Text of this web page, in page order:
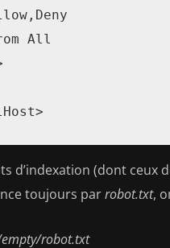
All
d’indexation (dont ceux
toujours parrobot.txt,
robot.txt